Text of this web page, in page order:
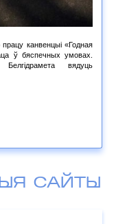
канвенцыі «Годная
ў бяспечных умовах.
вядуць
САЙТЫ